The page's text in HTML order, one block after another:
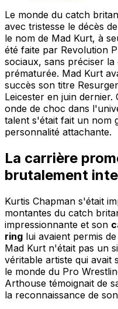
Le monde du catch
avec tristesse le décès
le nom de Mad Kurt, à
été faite par Revolution
sociaux, sans préciser
prématurée. Mad Kurt
succès son titre
Leicester en juin
onde de choc dans
talent s'était fait un nom
personnalité attachante.
La carrière
brutalement
Kurtis Chapman s'était
montantes du catch
impressionnante et son
ring lui avaient permis
Mad Kurt n'était pas un
véritable artiste qui avait
le monde du Pro
Arthouse témoignait de
la reconnaissance de